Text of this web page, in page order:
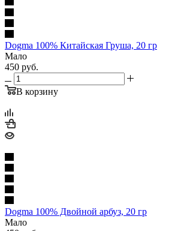
Dogma 100% Китайская Груша, 20 гр
Мало
450 руб.
В корзину
Dogma 100% Двойной арбуз, 20 гр
Мало